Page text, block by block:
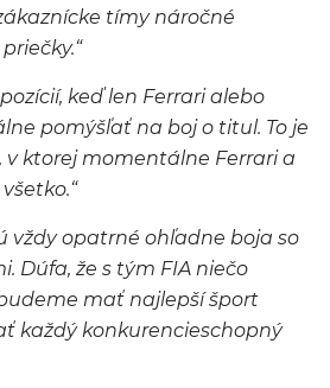
tímy náročné
keď len Ferrari alebo
pomýšľať na boj o titul. To je
v ktorej momentálne Ferrari a
vždy opatrné ohľadne boja so
Dúfa, že s tým FIA niečo
mať najlepší šport
každý konkurencieschopný